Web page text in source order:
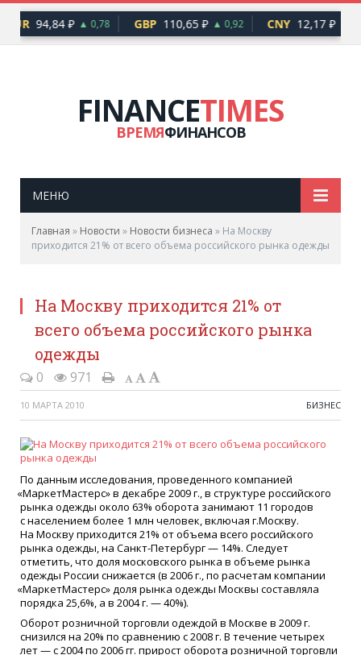
EUR 94,84 ₽ ▲ 0,78 GBP 110,65 ₽ ▲ 0,92 CNY 12,17 ₽
FINANCETIMES
ВРЕМЯФИНАНСОВ
МЕНЮ
Главная » Новости » Новости бизнеса » На Москву
приходится 21% от всего объема российского рынка одежды
На Москву приходится 21% от
всего объема российского рынка
одежды
0 971
10 МАРТА 2010 БИЗНЕС
По данным исследования, проведенного компанией
«МаркетМастерс» в декабре 2009 г., в структуре российского
рынка одежды около 63% оборота занимают 11 городов
с населением более 1 млн человек, включая г.Москву.
На Москву приходится 21% от объема всего российского
рынка одежды, на Санкт-Петербург — 14%. Следует
отметить, что доля московского рынка в объеме рынка
одежды России снижается (в 2006 г., по расчетам компании
«МаркетМастерс» доля рынка одежды Москвы составляла
порядка 25,6%, а в 2004 г. — 40%).
Оборот розничной торговли одеждой в Москве в 2009 г.
снизился на 20% по сравнению с 2008 г. В течение четырех
лет — с 2004 по 2006 гг. прирост оборота розничной торговли